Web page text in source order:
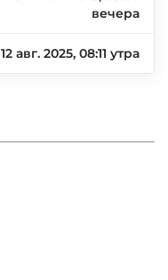
вечера
12 авг. 2025, 08:11 утра